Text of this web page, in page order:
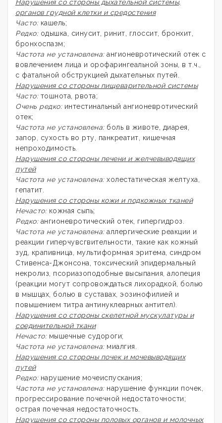
Нарушения со стороны дыхательной системы,
органов грудной клетки и средостения
Часто:кашель;
Редко:одышка, синусит, ринит, глоссит, бронхит,
бронхоспазм;
Частота не установлена:ангионевротический отек с
вовлечением лица и орофарингеальной зоны, в т.ч.,
с фатальной обструкцией дыхательных путей.
Нарушения со стороны пищеварительной системы
Часто:тошнота, рвота;
Очень редко:интестинальный ангионевротический
отек;
Частота не установлена:боль в животе, диарея,
запор, сухость во рту, панкреатит, кишечная
непроходимость.
Нарушения со стороны печени и желчевыводящих
путей
Частота не установлена:холестатическая желтуха,
гепатит.
Нарушения со стороны кожи и подкожных тканей
Нечасто:кожная сыпь;
Редко:ангионевротический отек, гипергидроз.
Частота не установлена:аллергические реакции и
реакции гиперчувсгвительности, такие как кожный
зуд, крапивница, мультиформная эритема, синдром
Стивенса-Джонсона, токсический эпидермальный
некролиз, псориазоподобные высыпания, алопеция
(реакции могут сопровождаться лихорадкой, болью
в мышцах, болью в суставах, эозинофилией и
повышением титра антинуклеарных антител).
Нарушения со стороны скелетной мускулатуры и
соединительной ткани
Нечасто:мышечные судороги;
Частота не установлена:миалгия.
Нарушения со стороны почек и мочевыводящих
путей
Редко:нарушение мочеиспускания;
Частота не установлена:нарушение функции почек,
прогрессирование почечной недостаточности;
острая почечная недостаточность.
Нарушения со стороны половых органов и молочных